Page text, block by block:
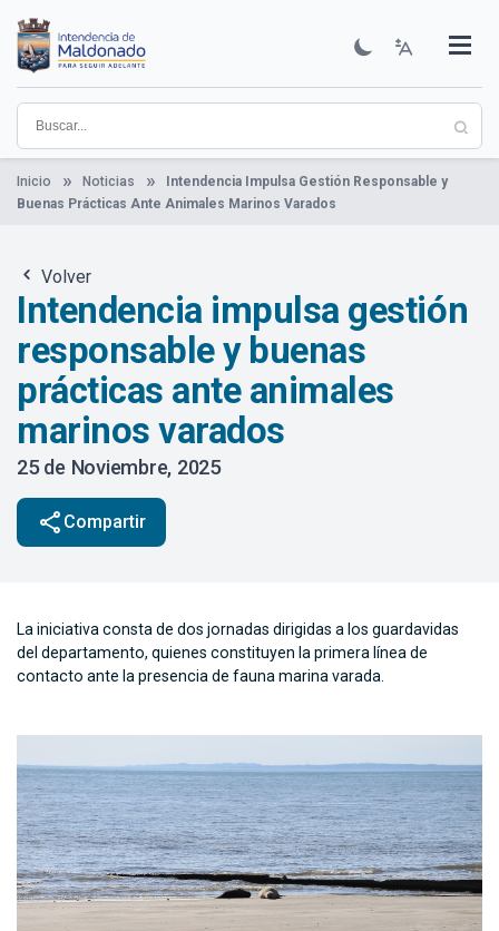
contenido
principal
Institucional
Municipios
Descubre Maldonado
Comunicación
Servicios
Guía De Trámites
Ver Noticias
Inicio Noticias
Intendencia Impulsa Gestión Responsable y
Buenas Prácticas Ante Animales Marinos Varados
Volver
Intendencia impulsa gestión
responsable y buenas
prácticas ante animales
marinos varados
25 de Noviembre, 2025
share Compartir
La iniciativa consta de dos jornadas dirigidas a los guardavidas
del departamento, quienes constituyen la primera línea de
contacto ante la presencia de fauna marina varada.